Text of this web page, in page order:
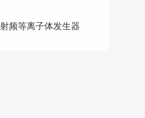
射频等离子体发生器